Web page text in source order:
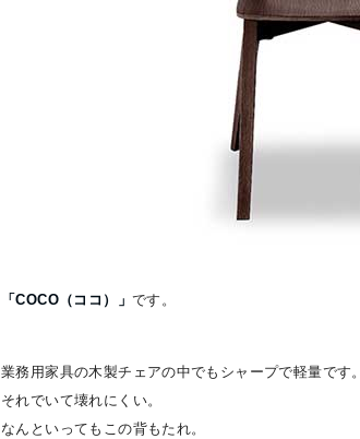
「COCO（ココ）」 です。
業務用家具の木製チェアの中でもシャープで軽量です。
それでいて壊れにくい。
なんといってもこの背もたれ。